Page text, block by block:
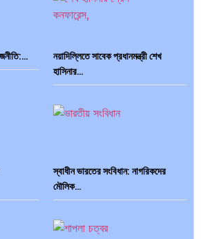
বিশেষ ইন-ডেপ্থ রিপোর্ট: ক্রীড়া উৎসবে…
২৬… ক্রূরতা ও ধ্বংসের মহাকাব্য: পৃথিবীর…
নয়াদিল্লিতে সাবেক প্রধানমন্ত্রী শেখ
হাসিনার…
স্বাধীন ভারতের সংবিধান: নাগরিকদের
মৌলিক…